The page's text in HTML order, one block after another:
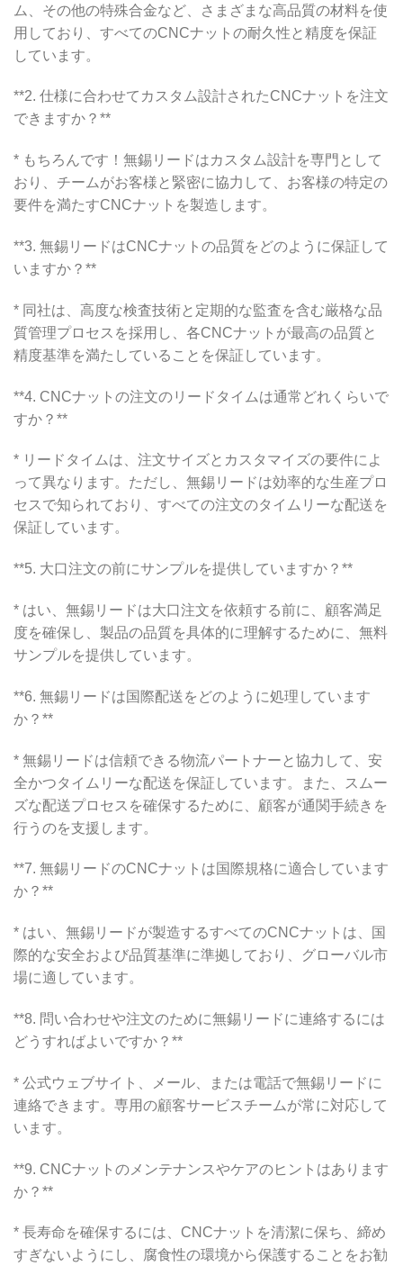
ム、その他の特殊合金など、さまざまな高品質の材料を使
用しており、すべてのCNCナットの耐久性と精度を保証
しています。
**2. 仕様に合わせてカスタム設計されたCNCナットを注文
できますか？**
* もちろんです！無錫リードはカスタム設計を専門として
おり、チームがお客様と緊密に協力して、お客様の特定の
要件を満たすCNCナットを製造します。
**3. 無錫リードはCNCナットの品質をどのように保証して
いますか？**
* 同社は、高度な検査技術と定期的な監査を含む厳格な品
質管理プロセスを採用し、各CNCナットが最高の品質と
精度基準を満たしていることを保証しています。
**4. CNCナットの注文のリードタイムは通常どれくらいで
すか？**
* リードタイムは、注文サイズとカスタマイズの要件によ
って異なります。ただし、無錫リードは効率的な生産プロ
セスで知られており、すべての注文のタイムリーな配送を
保証しています。
**5. 大口注文の前にサンプルを提供していますか？**
* はい、無錫リードは大口注文を依頼する前に、顧客満足
度を確保し、製品の品質を具体的に理解するために、無料
サンプルを提供しています。
**6. 無錫リードは国際配送をどのように処理しています
か？**
* 無錫リードは信頼できる物流パートナーと協力して、安
全かつタイムリーな配送を保証しています。また、スムー
ズな配送プロセスを確保するために、顧客が通関手続きを
行うのを支援します。
**7. 無錫リードのCNCナットは国際規格に適合しています
か？**
* はい、無錫リードが製造するすべてのCNCナットは、国
際的な安全および品質基準に準拠しており、グローバル市
場に適しています。
**8. 問い合わせや注文のために無錫リードに連絡するには
どうすればよいですか？**
* 公式ウェブサイト、メール、または電話で無錫リードに
連絡できます。専用の顧客サービスチームが常に対応して
います。
**9. CNCナットのメンテナンスやケアのヒントはあります
か？**
* 長寿命を確保するには、CNCナットを清潔に保ち、締め
すぎないようにし、腐食性の環境から保護することをお勧